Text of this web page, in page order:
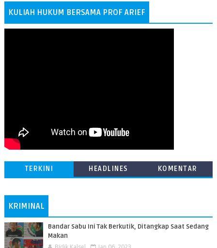
KULIAH HUKUM BERSAMA PROF ARIEF
TERKINI HEADLINES KOMENTAR
KRIMINAL
Bandar Sabu Ini Tak Berkutik, Ditangkap Saat Sedang
Makan